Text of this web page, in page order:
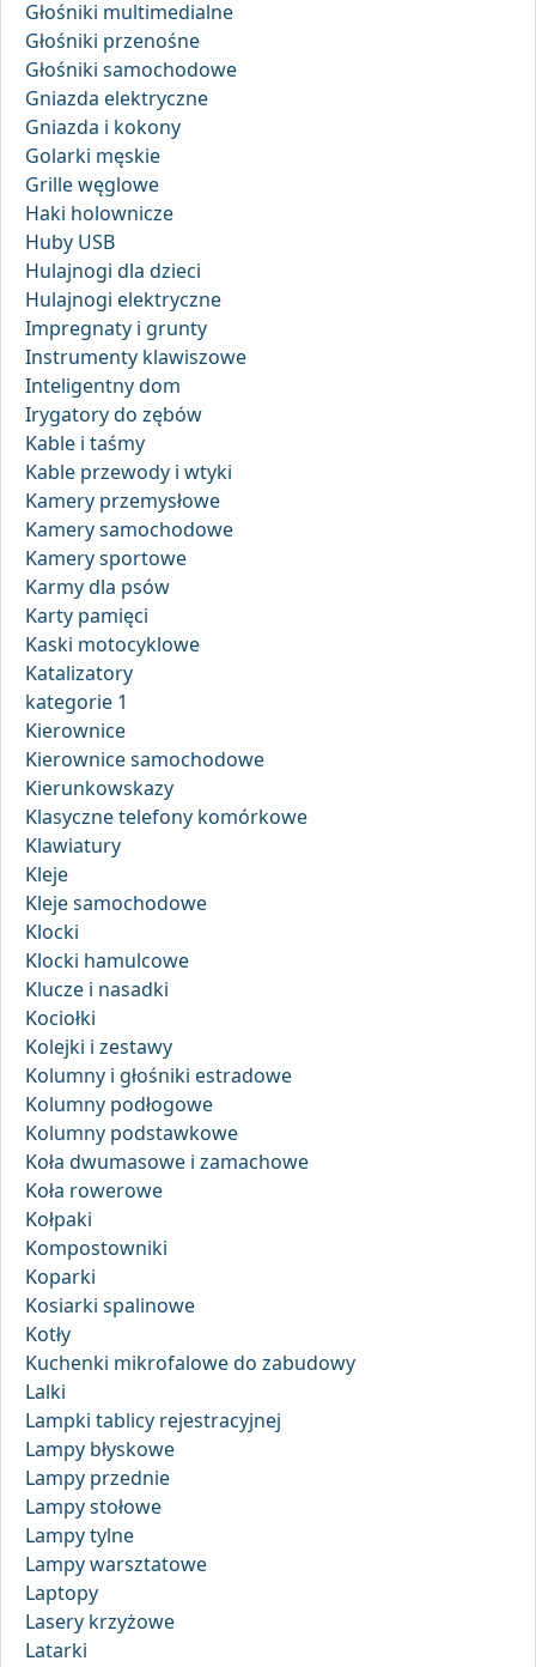
Głośniki multimedialne
Głośniki przenośne
Głośniki samochodowe
Gniazda elektryczne
Gniazda i kokony
Golarki męskie
Grille węglowe
Haki holownicze
Huby USB
Hulajnogi dla dzieci
Hulajnogi elektryczne
Impregnaty i grunty
Instrumenty klawiszowe
Inteligentny dom
Irygatory do zębów
Kable i taśmy
Kable przewody i wtyki
Kamery przemysłowe
Kamery samochodowe
Kamery sportowe
Karmy dla psów
Karty pamięci
Kaski motocyklowe
Katalizatory
kategorie 1
Kierownice
Kierownice samochodowe
Kierunkowskazy
Klasyczne telefony komórkowe
Klawiatury
Kleje
Kleje samochodowe
Klocki
Klocki hamulcowe
Klucze i nasadki
Kociołki
Kolejki i zestawy
Kolumny i głośniki estradowe
Kolumny podłogowe
Kolumny podstawkowe
Koła dwumasowe i zamachowe
Koła rowerowe
Kołpaki
Kompostowniki
Koparki
Kosiarki spalinowe
Kotły
Kuchenki mikrofalowe do zabudowy
Lalki
Lampki tablicy rejestracyjnej
Lampy błyskowe
Lampy przednie
Lampy stołowe
Lampy tylne
Lampy warsztatowe
Laptopy
Lasery krzyżowe
Latarki